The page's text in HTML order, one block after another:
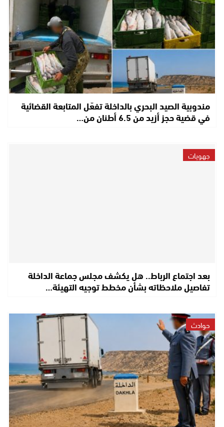
مندوبية الصيد البحري بالداخلة تفعّل المتابعة القضائية
في قضية حجز أزيد من 6.5 أطنان من…
جهويات
بعد اجتماع الرباط.. هل يكشف مجلس جماعة الداخلة
تفاصيل ملاحظاته بشأن مخطط توجيه التهيئة…
حوادث